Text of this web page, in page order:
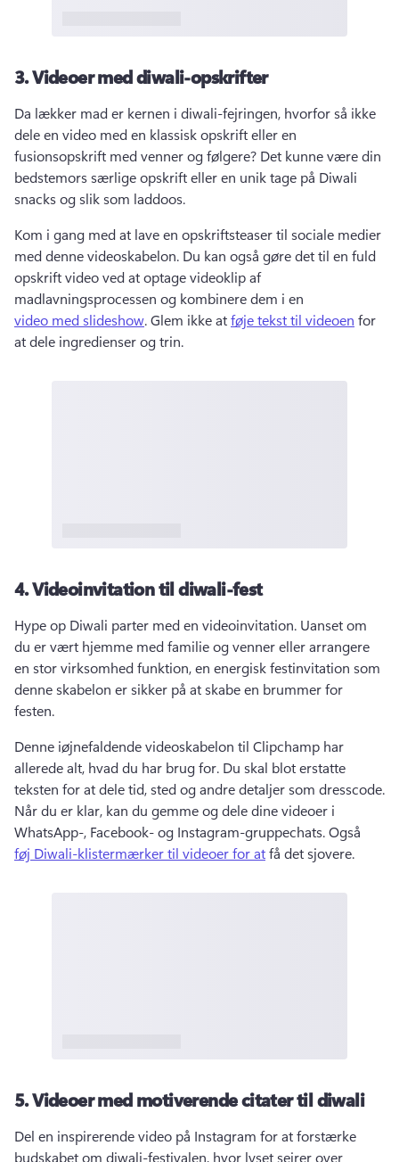
3.Videoer med diwali-opskrifter
Da lækker mad er kernen i diwali-fejringen, hvorfor så ikke
dele en video med en klassisk opskrift eller en
fusionsopskrift med venner og følgere? Det kunne være din
bedstemors særlige opskrift eller en unik tage på Diwali
snacks og slik som laddoos.
Kom i gang med at lave en opskriftsteaser til sociale medier
med denne videoskabelon. Du kan også gøre det til en fuld
opskrift video ved at optage videoklip af
madlavningsprocessen og kombinere dem i en
video med slideshow. Glem ikke at føje tekst til videoen for
at dele ingredienser og trin.
4.Videoinvitation til diwali-fest
Hype op Diwali parter med en videoinvitation. Uanset om
du er vært hjemme med familie og venner eller arrangere
en stor virksomhed funktion, en energisk festinvitation som
denne skabelon er sikker på at skabe en brummer for
festen.
Denne iøjnefaldende videoskabelon til Clipchamp har
allerede alt, hvad du har brug for. Du skal blot erstatte
Når du er klar, kan du gemme og dele dine videoer i
WhatsApp-, Facebook- og Instagram-gruppechats. Også
føj Diwali-klistermærker til videoer for at få det sjovere.
5.Videoer med motiverende citater til diwali
Del en inspirerende video på Instagram for at forstærke
budskabet om diwali-festivalen, hvor lyset sejrer over